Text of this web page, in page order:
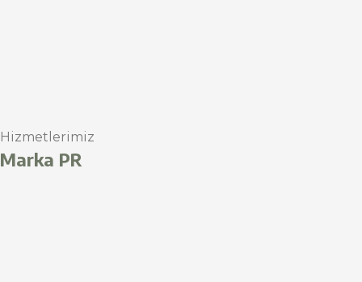
Hizmetlerimiz
Marka PR